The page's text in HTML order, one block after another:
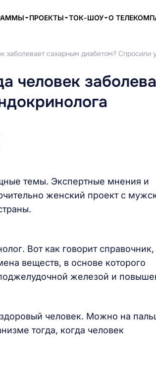
ПРОЕКТЫ ТОК-ШОУ О
заболевает сахарным диабетом? Спросили
человек
темы. Экспертные мнения и
женский проект с
Вот как говорит справочник,
веществ, в основе которого
железой и
человек. Можно на
тогда, когда человек